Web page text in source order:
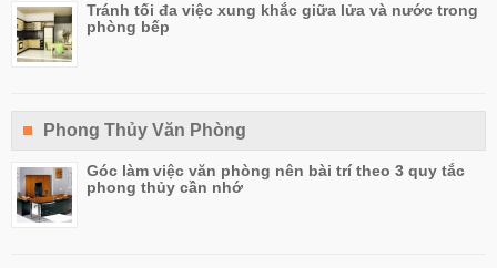
Tránh tối đa việc xung khắc giữa lửa và nước trong
phòng bếp
Phong Thủy Văn Phòng
Góc làm việc văn phòng nên bài trí theo 3 quy tắc
phong thủy cần nhớ